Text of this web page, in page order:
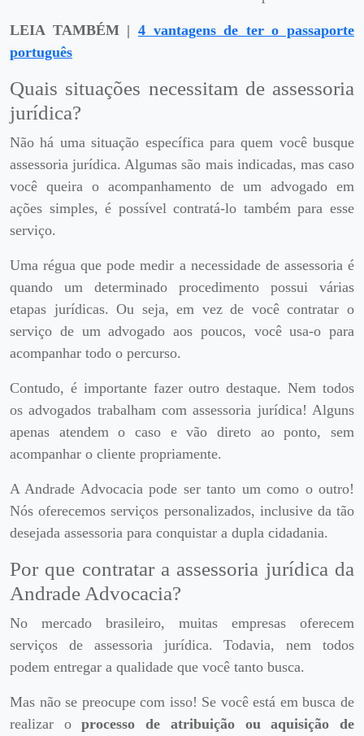
LEIA TAMBÉM | 4 vantagens de ter o passaporte
português
Quais situações necessitam de assessoria
jurídica?
Não há uma situação específica para quem você busque
assessoria jurídica. Algumas são mais indicadas, mas caso
você queira o acompanhamento de um advogado em
ações simples, é possível contratá-lo também para esse
serviço.
Uma régua que pode medir a necessidade de assessoria é
quando um determinado procedimento possui várias
etapas jurídicas. Ou seja, em vez de você contratar o
serviço de um advogado aos poucos, você usa-o para
acompanhar todo o percurso.
Contudo, é importante fazer outro destaque. Nem todos
os advogados trabalham com assessoria jurídica! Alguns
apenas atendem o caso e vão direto ao ponto, sem
acompanhar o cliente propriamente.
A Andrade Advocacia pode ser tanto um como o outro!
Nós oferecemos serviços personalizados, inclusive da tão
desejada assessoria para conquistar a dupla cidadania.
Por que contratar a assessoria jurídica da
Andrade Advocacia?
No mercado brasileiro, muitas empresas oferecem
serviços de assessoria jurídica. Todavia, nem todos
podem entregar a qualidade que você tanto busca.
Mas não se preocupe com isso! Se você está em busca de
realizar oprocesso de atribuição ou aquisição de